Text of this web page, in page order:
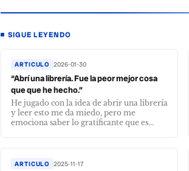
SIGUE LEYENDO
ARTICULO 2026-01-30
“Abrí una librería. Fue la peor mejor cosa
que que he hecho.”
He jugado con la idea de abrir una librería
y leer esto me da miedo, pero me
emociona saber lo gratificante que es...
ARTICULO 2025-11-17